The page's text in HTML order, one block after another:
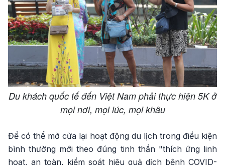
Du khách quốc tế đến Việt Nam phải thực hiện 5K ở
mọi nơi, mọi lúc, mọi khâu
Để có thể mở cửa lại hoạt động du lịch trong điều kiện
bình thường mới theo đúng tinh thần "thích ứng linh
hoạt, an toàn, kiểm soát hiệu quả dịch bệnh COVID-